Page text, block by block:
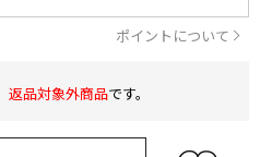
ポイントについて
返品対象外商品です。